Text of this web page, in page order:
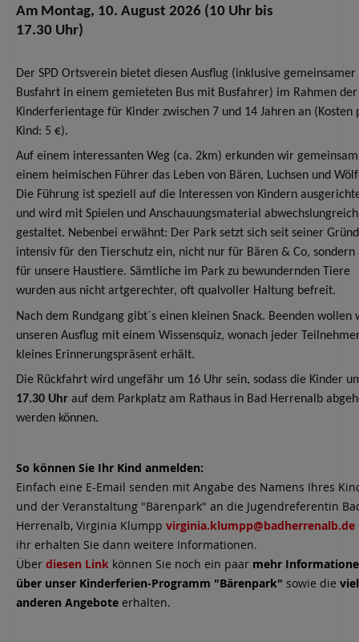
Am Montag, 10. August 2026 (10 Uhr bis
17.30 Uhr)
Der SPD Ortsverein bietet diesen Ausflug (inklusive gemeinsamer
Busfahrt in einem gemieteten Bus mit Busfahrer) im Rahmen der
Kinderferientage für Kinder zwischen 7 und 14 Jahren an (Kosten
Kind: 5 €).
Auf einem interessanten Weg (ca. 2km) erkunden wir
einem heimischen Führer das Leben von Bären, Luchsen und
Die Führung ist speziell auf die Interessen von Kindern
und wird mit Spielen und Anschauungsmaterial abwechslungreich
gestaltet. Nebenbei erwähnt: Der Park setzt sich seit seiner
intensiv für den Tierschutz ein, nicht nur für Bären & Co, sondern
für unsere Haustiere. Sämtliche im Park zu bewundernden Tiere
wurden aus nicht artgerechter, oft qualvoller Haltung befreit.
Nach dem Rundgang gibt´s einen kleinen Snack. Beenden wollen
unseren Ausflug mit einem Wissensquiz, wonach jeder
kleines Erinnerungspräsent erhält.
Die Rückfahrt wird ungefähr um 16 Uhr sein, sodass die Kinder
17.30 Uhrauf dem Parkplatz am Rathaus in Bad Herrenalb
werden können.
So können Sie Ihr Kind anmelden:
Einfach eine E-Email senden mit Angabe des Namens Ihres
und der Veranstaltung "Bärenpark" an die Jugendreferentin
Herrenalb, Virginia Klumpp virginia.klumpp@badherrenalb.de
ihr erhalten Sie dann weitere Informationen.
Über diesen Linkkönnen Sie noch ein paarmehr
über unser Kinderferien-Programm "Bärenpark" sowie die
anderen Angeboteerhalten.